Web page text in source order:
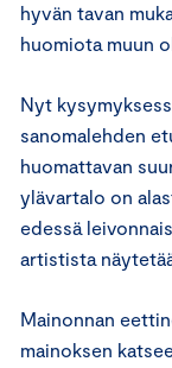
hyvän tavan
huomiota muun
Nyt
sanomalehden
huomattavan
ylävartalo on
edessä
artistista
Mainonnan
mainoksen